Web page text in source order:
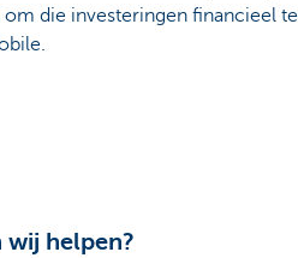
die investeringen financieel te
wij helpen?